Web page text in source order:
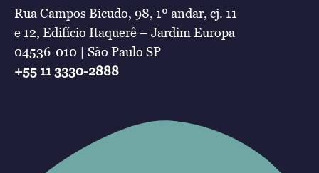
Rua Campos Bicudo, 98, 1º andar, cj. 11
e 12, Edifício Itaquerê – Jardim Europa
04536-010 | São Paulo SP
+55 11 3330-2888